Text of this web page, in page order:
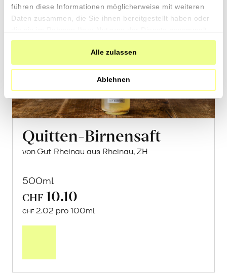
führen diese Informationen möglicherweise mit weiteren
Daten zusammen, die Sie ihnen bereitgestellt haben oder
haben.
Alle zulassen
Ablehnen
Quitten-Birnensaft
von Gut Rheinau aus Rheinau, ZH
500ml
CHF 10.10
CHF 2.02 pro 100ml